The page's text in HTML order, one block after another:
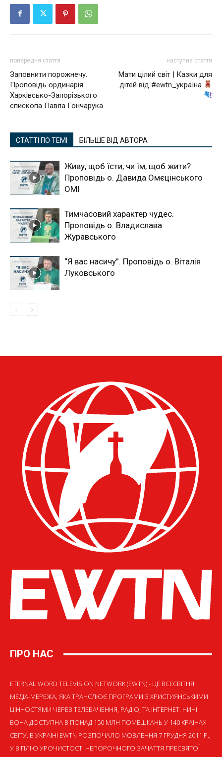
попередня стаття
Заповнити порожнечу.
Проповідь ординарія
Харківсько-Запорізького
єпископа Павла Гончарука
наступна стаття
Мати цілий світ | Казки для
дітей від #ewtn_україна
СТАТТІ ПО ТЕМІ БІЛЬШЕ ВІД АВТОРА
Живу, щоб їсти, чи їм, щоб жити?
Проповідь о. Давида Омєцінського
ОМІ
Тимчасовий характер чудес.
Проповідь о. Владислава
Журавського
“Я вас насичу”. Проповідь о. Віталія
Луковського
ПРО НАС
ETERNAL WORD TELEVISION NETWORK (EWTN) - ЦЕ ВСЕСВІТНЯ
МЕДІА-МЕРЕЖА, ЯКА ТРАНСЛЮЄ ПРОГРАМИ З ХРИСТИЯНСЬКИМИ
ЦІННОСТЯМИ ЧЕРЕЗ ТЕЛЕБАЧЕННЯ, РАДІО, ТА ІНТЕРНЕТ. НИНІ
ВОНА ДОСТУПНА В ПОНАД 150 МЛН ПОМЕШКАНЬ У 140 КРАЇНАХ
СВІТУ. В УКРАЇНІ EWTN РОЗПОЧАЛО МОВЛЕННЯ 7 ГРУДНЯ 2011 Р.,
У ВІГІЛІЮ УРОЧИСТОСТІ НЕПОРОЧНОГО ЗАЧАТТЯ ПРЕСВЯТОЇ